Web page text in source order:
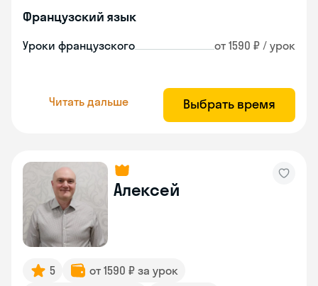
Французский язык
Уроки французского от 1590 ₽ / урок
Читать дальше Выбрать время
Алексей
5
от 1590 ₽ за урок